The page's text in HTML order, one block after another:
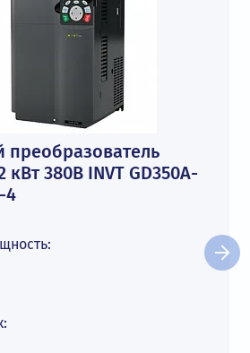
преобразователь
кВт 380В INVT GD350A-
4